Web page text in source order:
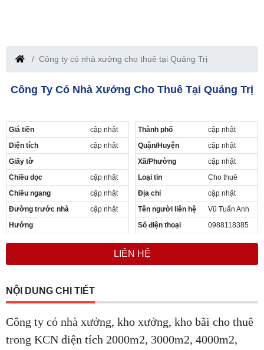
Công ty có nhà xưởng cho thuê tại Quảng Trị
Công Ty Có Nhà Xưởng Cho Thuê Tại Quảng Trị
Giá tiền
cập nhật
Diện tích
cập nhật
Giấy tờ
Chiều dọc
cập nhật
Chiều ngang
cập nhật
Đường trước nhà
cập nhật
Hướng
Thành phố
cập nhật
Quận/Huyện
cập nhật
Xã/Phường
cập nhật
Loại tin
Cho thuê
Địa chỉ
cập nhật
Tên người liên hệ
Vũ Tuấn Anh
Số điện thoại
0988118385
LIÊN HỆ
NỘI DUNG CHI TIẾT
Công ty có nhà xưởng, kho xưởng, kho bãi cho thuê
trong KCN diện tích 2000m2, 3000m2, 4000m2,